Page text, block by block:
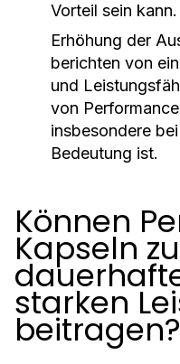
Vorteil sein kann.
Erhöhung der
berichten von
und
von
insbesondere
Bedeutung ist.
Können
Kapseln
starken
beitragen?